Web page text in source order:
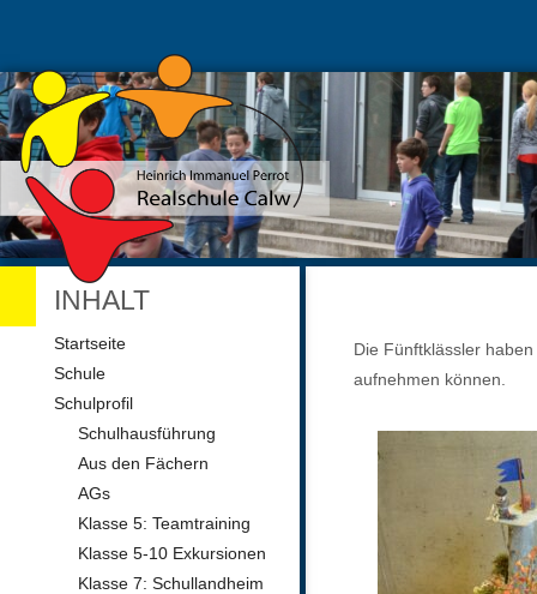
Die Fünftklässler
aufnehmen können.
INHALT
Navigation
Startseite
Schule
Schulprofil
Schulhausführung
Aus den Fächern
AGs
Klasse 5: Teamtraining
Klasse 5-10 Exkursionen
Klasse 7: Schullandheim